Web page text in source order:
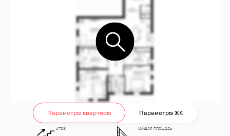
Параметры квартиры Параметры ЖК
Этаж Общая площадь